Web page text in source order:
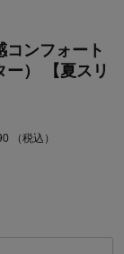
コンフォート
） 【夏スリ
（税込）